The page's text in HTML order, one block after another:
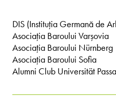
DIS (Instituția Germană de
Asociația Baroului Varșovia
Asociația Baroului Nürnberg
Asociația Baroului Sofia
Alumni Club Universität